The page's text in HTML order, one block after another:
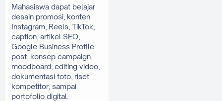
Mahasiswa dapat belajar
desain promosi, konten
Instagram, Reels, TikTok,
caption, artikel SEO,
Google Business Profile
post, konsep campaign,
moodboard, editing video,
dokumentasi foto, riset
kompetitor, sampai
portofolio digital.